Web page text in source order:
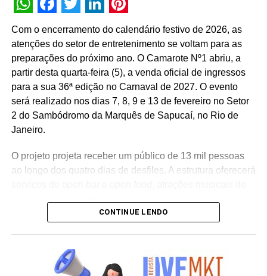
A estratégia de divulgação da campanha engloba
peças deOut of Home(OOH) e ações com
influenciadores digitais, reforçando o posicionamento do
banco na transformação digital do setor financeiro.
WhatsApp
Facebook
Twitter
LinkedIn
Pinterest
Com o encerramento do calendário festivo de 2026, as
atenções do setor de entretenimento se voltam para as
preparações do próximo ano. O Camarote Nº1 abriu, a
partir desta quarta-feira (5), a venda oficial de ingressos
para a sua 36ª edição no Carnaval de 2027. O evento
será realizado nos dias 7, 8, 9 e 13 de fevereiro no Setor
2 do Sambódromo da Marquês de Sapucaí, no Rio de
Janeiro.
O projeto projeta receber um público de 13 mil pessoas
ao longo dos quatro dias de desfiles. A estrutura oferecerá
marcas parceiras. “O Camarote Nº1 é um projeto que faz
uma experiência personalizada que nasce dolifestyle
cidade maravilhosa”, destaca Marcio Esher, sócio, diretor
CONTINUE LENDO